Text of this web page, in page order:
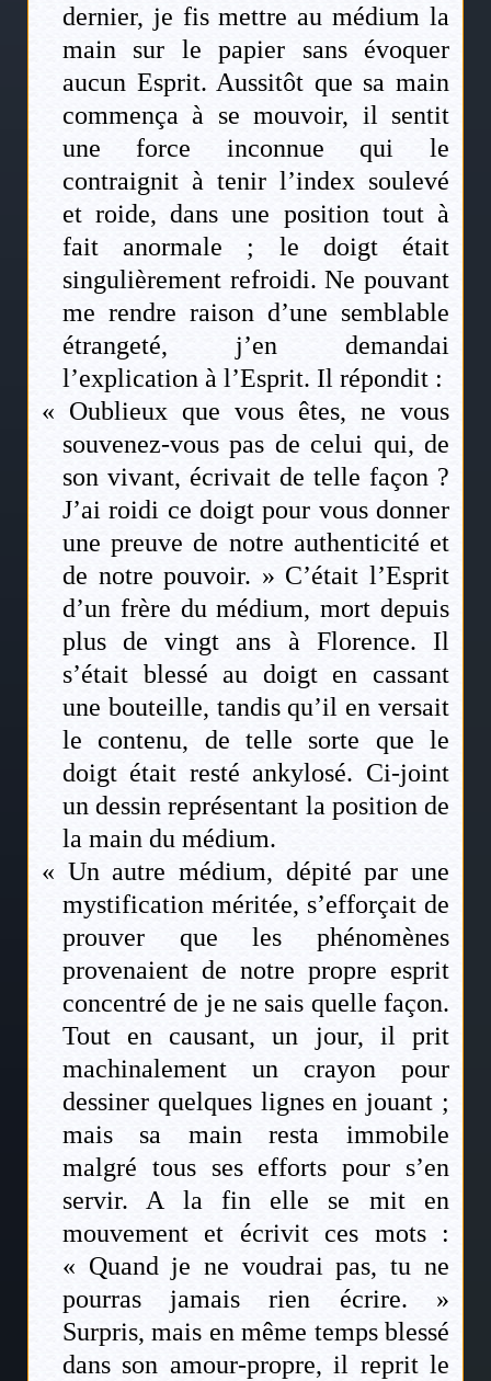
dernier, je fis mettre au médium la
main sur le papier sans évoquer
aucun Esprit. Aussitôt que sa main
commença à se mouvoir, il sentit
une force inconnue qui le
contraignit à tenir l’index soulevé
et roide, dans une position tout à
fait anormale ; le doigt était
singulièrement refroidi. Ne pouvant
me rendre raison d’une semblable
étrangeté, j’en demandai
l’explication à l’Esprit. Il répondit :
« Oublieux que vous êtes, ne vous
souvenez-vous pas de celui qui, de
son vivant, écrivait de telle façon ?
J’ai roidi ce doigt pour vous donner
une preuve de notre authenticité et
de notre pouvoir. » C’était l’Esprit
d’un frère du médium, mort depuis
plus de vingt ans à Florence. Il
s’était blessé au doigt en cassant
une bouteille, tandis qu’il en versait
le contenu, de telle sorte que le
doigt était resté ankylosé. Ci-joint
un dessin représentant la position de
la main du médium.
« Un autre médium, dépité par une
mystification méritée, s’efforçait de
prouver que les phénomènes
provenaient de notre propre esprit
concentré de je ne sais quelle façon.
Tout en causant, un jour, il prit
machinalement un crayon pour
dessiner quelques lignes en jouant ;
mais sa main resta immobile
malgré tous ses efforts pour s’en
servir. A la fin elle se mit en
mouvement et écrivit ces mots :
« Quand je ne voudrai pas, tu ne
pourras jamais rien écrire. »
Surpris, mais en même temps blessé
dans son amour-propre, il reprit le